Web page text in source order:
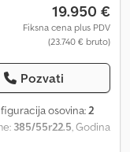
19.950 €
Fiksna cena plus PDV
(23.740 € bruto)
Pozvati
osovina:2
385/55r22.5, Godina
tandem prikolica